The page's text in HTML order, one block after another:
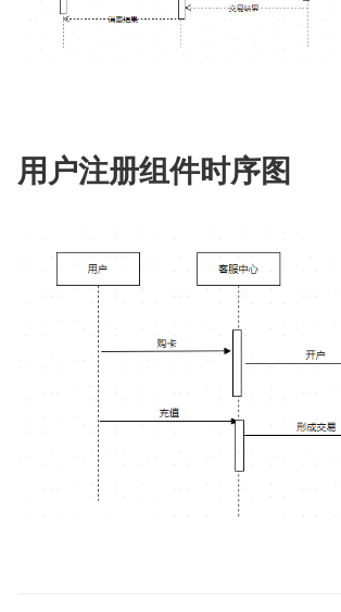
用户注册组件时序图